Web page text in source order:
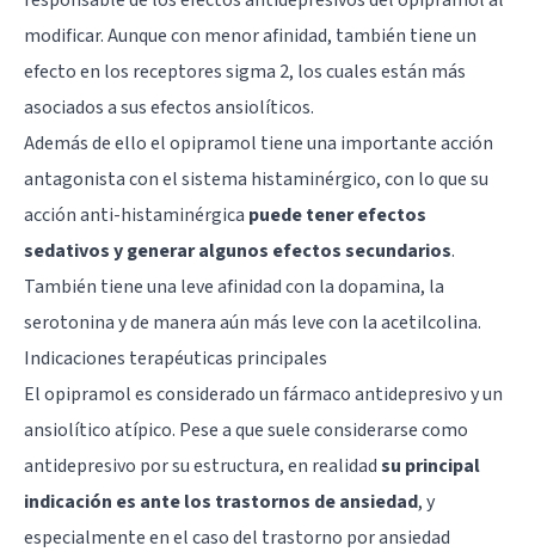
modificar. Aunque con menor afinidad, también tiene un
efecto en los receptores sigma 2, los cuales están más
asociados a sus efectos ansiolíticos.
Además de ello el opipramol tiene una importante acción
antagonista con el sistema histaminérgico, con lo que su
acción anti-histaminérgica puede tener efectos
sedativos y generar algunos efectos secundarios.
También tiene una leve afinidad con la dopamina, la
serotonina y de manera aún más leve con la acetilcolina.
Indicaciones terapéuticas principales
El opipramol es considerado un fármaco antidepresivo y un
ansiolítico atípico. Pese a que suele considerarse como
antidepresivo por su estructura, en realidadsu principal
indicación es ante los trastornos de ansiedad, y
especialmente en el caso del trastorno por ansiedad